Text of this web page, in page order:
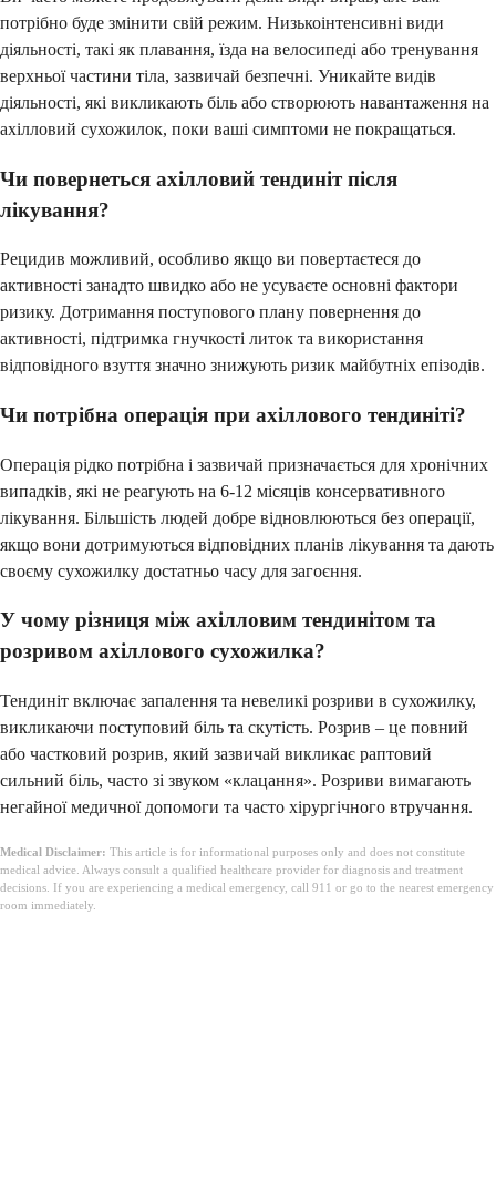
потрібно буде змінити свій режим. Низькоінтенсивні види
діяльності, такі як плавання, їзда на велосипеді або тренування
верхньої частини тіла, зазвичай безпечні. Уникайте видів
діяльності, які викликають біль або створюють навантаження на
ахілловий сухожилок, поки ваші симптоми не покращаться.
Чи повернеться ахілловий тендиніт після
лікування?
Рецидив можливий, особливо якщо ви повертаєтеся до
активності занадто швидко або не усуваєте основні фактори
ризику. Дотримання поступового плану повернення до
активності, підтримка гнучкості литок та використання
відповідного взуття значно знижують ризик майбутніх епізодів.
Чи потрібна операція при ахіллового тендиніті?
Операція рідко потрібна і зазвичай призначається для хронічних
випадків, які не реагують на 6-12 місяців консервативного
лікування. Більшість людей добре відновлюються без операції,
якщо вони дотримуються відповідних планів лікування та дають
своєму сухожилку достатньо часу для загоєння.
У чому різниця між ахілловим тендинітом та
розривом ахіллового сухожилка?
Тендиніт включає запалення та невеликі розриви в сухожилку,
викликаючи поступовий біль та скутість. Розрив – це повний
або частковий розрив, який зазвичай викликає раптовий
сильний біль, часто зі звуком «клацання». Розриви вимагають
негайної медичної допомоги та часто хірургічного втручання.
Medical Disclaimer: This article is for informational purposes only and does not constitute
medical advice. Always consult a qualified healthcare provider for diagnosis and treatment
decisions. If you are experiencing a medical emergency, call 911 or go to the nearest emergency
room immediately.